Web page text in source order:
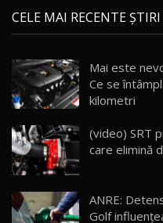
chinez
/17:27
15 14:37
16
13:10
17 20:06
CELE MAI RECENTE ȘTIRI
Mai este
Ce se
kilometri
(video) SRT
care elimină
ANRE:
Golf